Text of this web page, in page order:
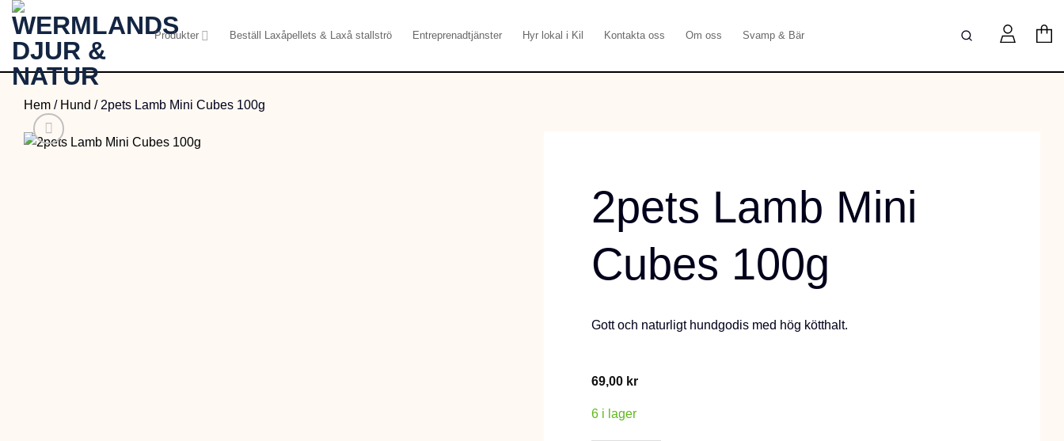
Skip
content
Produkter Beställ Laxåpellets & Laxå stallströ Entreprenadtjänster Hyr lokal i Kil Kontakta oss Om oss Svamp & Bär
Hem / Hund / 2pets Lamb Mini Cubes 100g
2pets Lamb Mini
Cubes 100g
Gott och naturligt hundgodis med hög kötthalt.
69,00 kr
6 i lager